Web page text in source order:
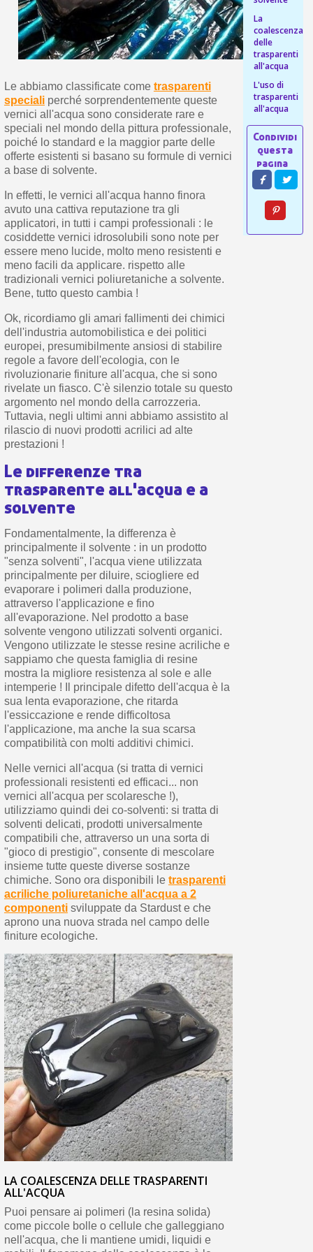
Le abbiamo classificate come trasparenti
specialiperché sorprendentemente queste
vernici all'acqua sono considerate rare e
speciali nel mondo della pittura professionale,
poiché lo standard e la maggior parte delle
offerte esistenti si basano su formule di vernici
a base di solvente.
In effetti, le vernici all'acqua hanno finora
avuto una cattiva reputazione tra gli
applicatori, in tutti i campi professionali : le
cosiddette vernici idrosolubili sono note per
essere meno lucide, molto meno resistenti e
meno facili da applicare. rispetto alle
tradizionali vernici poliuretaniche a solvente.
Bene, tutto questo cambia !
Ok, ricordiamo gli amari fallimenti dei chimici
dell'industria automobilistica e dei politici
europei, presumibilmente ansiosi di stabilire
regole a favore dell'ecologia, con le
rivoluzionarie finiture all'acqua, che si sono
rivelate un fiasco. C'è silenzio totale su questo
argomento nel mondo della carrozzeria.
Tuttavia, negli ultimi anni abbiamo assistito al
rilascio di nuovi prodotti acrilici ad alte
prestazioni !
Le differenze tra
trasparente all'acqua e a
solvente
Fondamentalmente, la differenza è
principalmente il solvente : in un prodotto
"senza solventi", l'acqua viene utilizzata
principalmente per diluire, sciogliere ed
evaporare i polimeri dalla produzione,
attraverso l'applicazione e fino
all'evaporazione. Nel prodotto a base
solvente vengono utilizzati solventi organici.
Vengono utilizzate le stesse resine acriliche e
sappiamo che questa famiglia di resine
mostra la migliore resistenza al sole e alle
intemperie ! Il principale difetto dell'acqua è la
sua lenta evaporazione, che ritarda
l'essiccazione e rende difficoltosa
l'applicazione, ma anche la sua scarsa
compatibilità con molti additivi chimici.
Nelle vernici all'acqua (si tratta di vernici
professionali resistenti ed efficaci... non
vernici all'acqua per scolaresche !),
utilizziamo quindi dei co-solventi: si tratta di
solventi delicati, prodotti universalmente
compatibili che, attraverso un una sorta di
"gioco di prestigio", consente di mescolare
insieme tutte queste diverse sostanze
chimiche. Sono ora disponibili le trasparenti
acriliche poliuretaniche all'acqua a 2
componentisviluppate da Stardust e che
aprono una nuova strada nel campo delle
finiture ecologiche.
LA COALESCENZA DELLE TRASPARENTI
ALL'ACQUA
Puoi pensare ai polimeri (la resina solida)
come piccole bolle o cellule che galleggiano
nell'acqua, che li mantiene umidi, liquidi e
La
coalescenza
delle
trasparenti
all'acqua
L'uso di
trasparenti
all'acqua